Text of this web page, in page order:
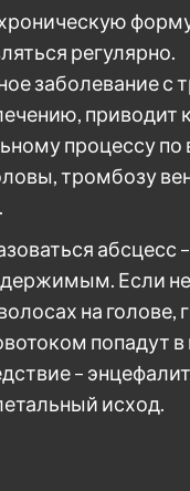
регулярно.
заболевание с
приводит к
процессу
тромбозу
абсцесс –
Если
на голове,
попадут в
–
исход.